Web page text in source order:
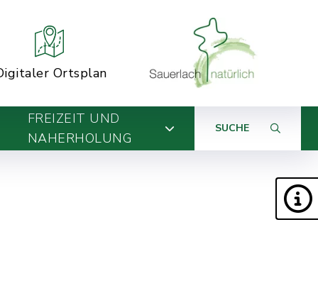
Ortsplan
FREIZEIT UND
NAHERHOLUNG
SUCHE